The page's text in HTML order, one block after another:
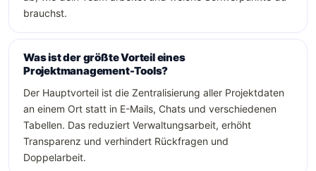
brauchst.
Was ist der größte Vorteil eines
Projektmanagement-Tools?
Der Hauptvorteil ist die Zentralisierung aller Projektdaten
an einem Ort statt in E-Mails, Chats und verschiedenen
Tabellen. Das reduziert Verwaltungsarbeit, erhöht
Transparenz und verhindert Rückfragen und
Doppelarbeit.